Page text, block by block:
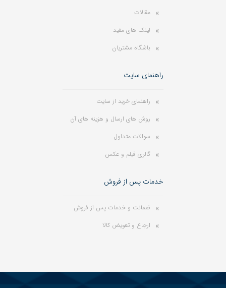
مقالات
لینک های مفید
باشگاه مشتریان
راهنمای سایت
راهنمای خرید از سایت
روش های ارسال و هزینه های آن
سوالات متداول
گالری فیلم و عکس
خدمات پس از فروش
ضمانت و خدمات پس از فروش
ارجاع و تعویض کالا